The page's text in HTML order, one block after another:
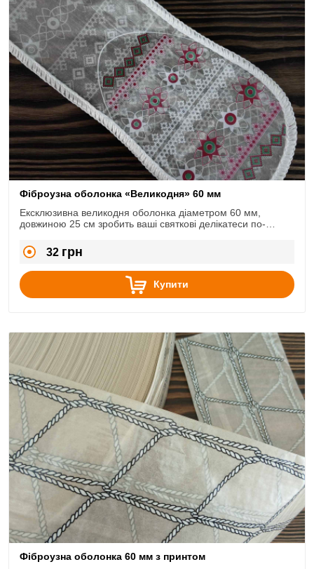
Фіброузна оболонка «Великодня» 60 мм
Ексклюзивна великодня оболонка діаметром 60 мм,
довжиною 25 см зробить ваші святкові делікатеси по-
32 грн
Купити
Фіброузна оболонка 60 мм з принтом